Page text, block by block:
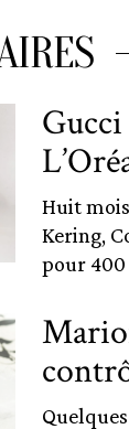
Huit
Kering,
pour